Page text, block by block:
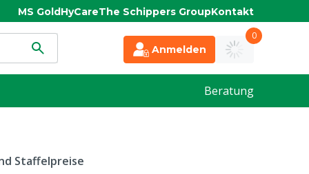
MS GoldHyCareThe Schippers GroupKontakt
Anmelden
0
Beratung
Staffelpreise